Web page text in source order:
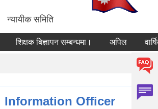
न्यायीक समिति
शिक्षक बिज्ञापन सम्बन्धमा। वार्षिक
Information Officer